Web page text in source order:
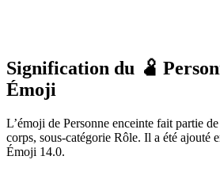
Signification du 🫄
Émoji
L’émoji de Personne enceinte fait partie
corps, sous-catégorie Rôle. Il a été ajouté
Émoji 14.0.